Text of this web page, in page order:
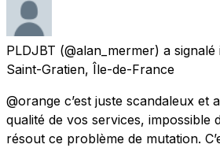
PLDJBT (@alan_mermer) a signalé
Saint-Gratien, Île-de-France
@orange c’est juste scandaleux et
qualité de vos services, impossible
résout ce problème de mutation.